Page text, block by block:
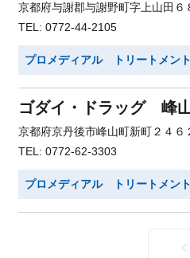
京都府与謝郡与謝野町字上山田６
TEL: 0772-44-2105
プロメディアル トリートメン
ゴダイ・ドラッグ 峰
京都府京丹後市峰山町新町２４６
TEL: 0772-62-3303
プロメディアル トリートメン